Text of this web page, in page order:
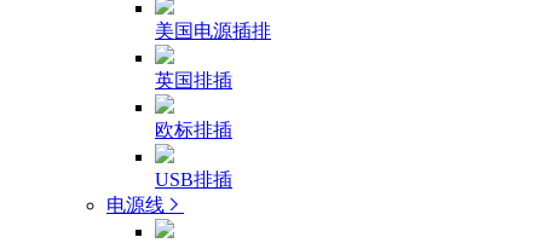
美国电源插排
英国排插
欧标排插
USB排插
电源线